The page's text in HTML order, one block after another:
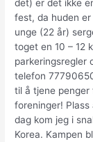
det) er det ikke
fest, da huden
unge (22 år)
toget en 10 – 12
parkeringsregler
telefon
til å tjene penger
foreninger! Plass
dag kom jeg i
Korea. Kampen